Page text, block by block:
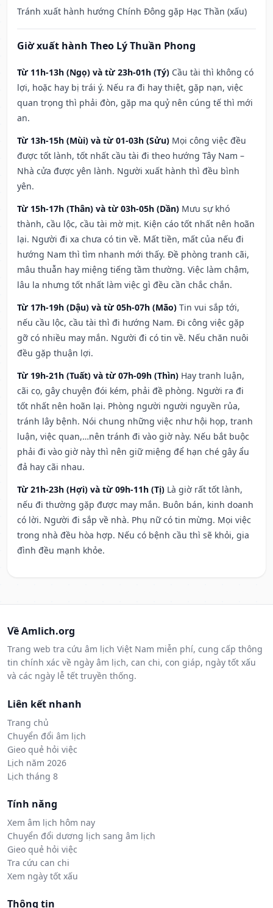
Tránh xuất hành hướng Chính Đông gặp Hạc Thần (xấu)
Giờ xuất hành Theo Lý Thuần Phong
Từ 11h-13h (Ngọ) và từ 23h-01h (Tý) Cầu tài thì không có
lợi, hoặc hay bị trái ý. Nếu ra đi hay thiệt, gặp nạn, việc
quan trọng thì phải đòn, gặp ma quỷ nên cúng tế thì mới
an.
Từ 13h-15h (Mùi) và từ 01-03h (Sửu) Mọi công việc đều
được tốt lành, tốt nhất cầu tài đi theo hướng Tây Nam –
Nhà cửa được yên lành. Người xuất hành thì đều bình
yên.
Từ 15h-17h (Thân) và từ 03h-05h (Dần) Mưu sự khó
thành, cầu lộc, cầu tài mờ mịt. Kiện cáo tốt nhất nên hoãn
lại. Người đi xa chưa có tin về. Mất tiền, mất của nếu đi
hướng Nam thì tìm nhanh mới thấy. Đề phòng tranh cãi,
mâu thuẫn hay miệng tiếng tầm thường. Việc làm chậm,
lâu la nhưng tốt nhất làm việc gì đều cần chắc chắn.
Từ 17h-19h (Dậu) và từ 05h-07h (Mão) Tin vui sắp tới,
nếu cầu lộc, cầu tài thì đi hướng Nam. Đi công việc gặp
gỡ có nhiều may mắn. Người đi có tin về. Nếu chăn nuôi
đều gặp thuận lợi.
Từ 19h-21h (Tuất) và từ 07h-09h (Thìn) Hay tranh luận,
cãi cọ, gây chuyện đói kém, phải đề phòng. Người ra đi
tốt nhất nên hoãn lại. Phòng người người nguyền rủa,
tránh lây bệnh. Nói chung những việc như hội họp, tranh
luận, việc quan,…nên tránh đi vào giờ này. Nếu bắt buộc
phải đi vào giờ này thì nên giữ miệng để hạn ché gây ẩu
đả hay cãi nhau.
Từ 21h-23h (Hợi) và từ 09h-11h (Tị) Là giờ rất tốt lành,
nếu đi thường gặp được may mắn. Buôn bán, kinh doanh
có lời. Người đi sắp về nhà. Phụ nữ có tin mừng. Mọi việc
trong nhà đều hòa hợp. Nếu có bệnh cầu thì sẽ khỏi, gia
đình đều mạnh khỏe.
Về Amlich.org
Trang web tra cứu âm lịch Việt Nam miễn phí, cung cấp thông
tin chính xác về ngày âm lịch, can chi, con giáp, ngày tốt xấu
và các ngày lễ tết truyền thống.
Liên kết nhanh
Trang chủ
Chuyển đổi âm lịch
Gieo quẻ hỏi việc
Lịch năm 2026
Lịch tháng 8
Tính năng
Xem âm lịch hôm nay
Chuyển đổi dương lịch sang âm lịch
Gieo quẻ hỏi việc
Tra cứu can chi
Xem ngày tốt xấu
Thông tin